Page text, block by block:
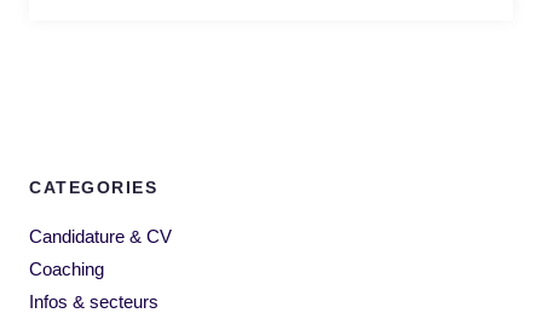
CATEGORIES
Candidature & CV
Coaching
Infos & secteurs